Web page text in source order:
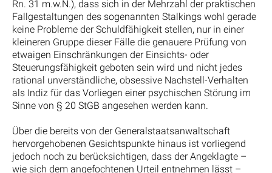
Rn. 31 m.w.N.), dass sich in der Mehrzahl der praktischen
Fallgestaltungen des sogenannten Stalkings wohl gerade
keine Probleme der Schuldfähigkeit stellen, nur in einer
kleineren Gruppe dieser Fälle die genauere Prüfung von
etwaigen Einschränkungen der Einsichts- oder
Steuerungsfähigkeit geboten sein wird und nicht jedes
rational unverständliche, obsessive Nachstell-Verhalten
als Indiz für das Vorliegen einer psychischen Störung im
Sinne von § 20 StGB angesehen werden kann.
Über die bereits von der Generalstaatsanwaltschaft
hervorgehobenen Gesichtspunkte hinaus ist vorliegend
jedoch noch zu berücksichtigen, dass der Angeklagte –
wie sich dem angefochtenen Urteil entnehmen lässt –